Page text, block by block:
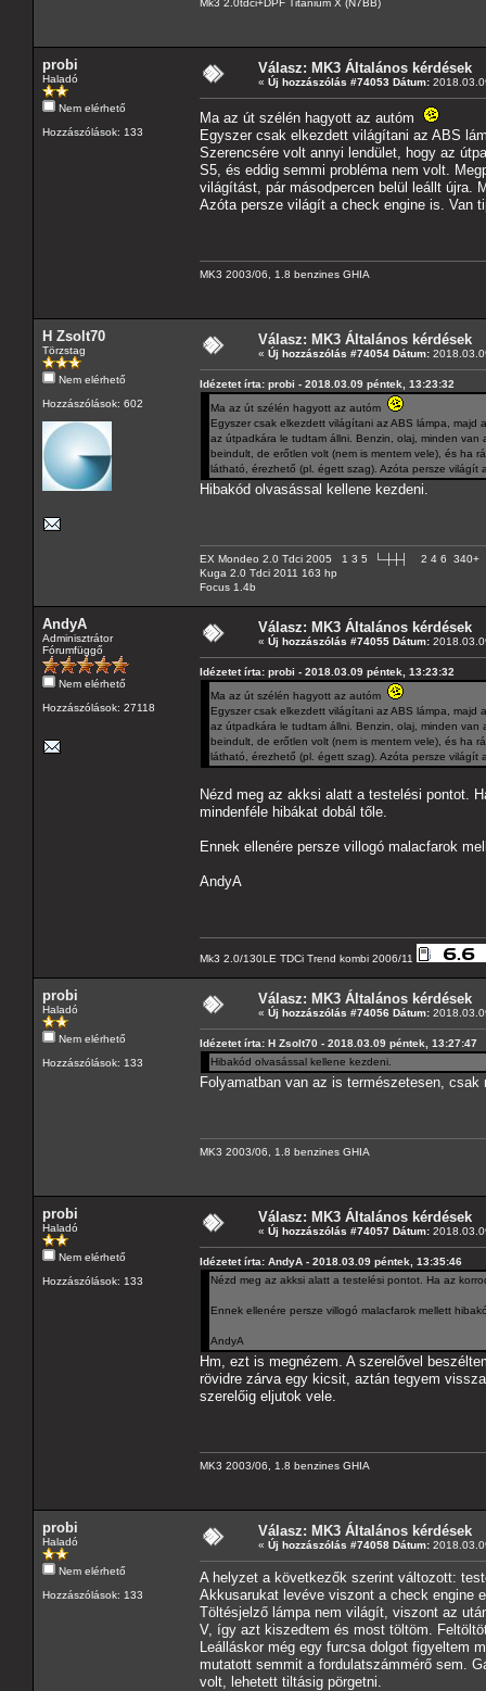
Mk3 2.0tdci+DPF Titanium X (N7BB)
probi
Haladó
Nem elérhető
Hozzászólások: 133
Válasz: MK3 Általános kérdések
« Új hozzászólás #74053 Dátum:
Ma az út szélén hagyott az autóm
Egyszer csak elkezdett világítani az ABS
Szerencsére volt annyi lendület, hogy az
S5, és eddig semmi probléma nem volt.
világítást, pár másodpercen belül leállt újra.
Azóta persze világít a check engine is. Van
MK3 2003/06, 1.8 benzines GHIA
H Zsolt70
Törzstag
Nem elérhető
Hozzászólások: 602
Válasz: MK3 Általános kérdések
« Új hozzászólás #74054 Dátum:
Idézetet írta: probi - 2018.03.09 péntek, 13:23:32
Ma az út szélén hagyott az autóm
Egyszer csak elkezdett világítani az ABS lámpa,
az útpadkára le tudtam állni. Benzin, olaj, minden
beindult, de erőtlen volt (nem is mentem vele), és ha
látható, érezhető (pl. égett szag). Azóta persze világít
Hibakód olvasással kellene kezdeni.
EX Mondeo 2.0 Tdci 2005 1 3 5 └-┼┼┤ 2 4 6 340+
Kuga 2.0 Tdci 2011 163 hp
Focus 1.4b
AndyA
Adminisztrátor
Fórumfüggő
Nem elérhető
Hozzászólások: 27118
Válasz: MK3 Általános kérdések
« Új hozzászólás #74055 Dátum:
Idézetet írta: probi - 2018.03.09 péntek, 13:23:32
Ma az út szélén hagyott az autóm
Egyszer csak elkezdett világítani az ABS lámpa,
az útpadkára le tudtam állni. Benzin, olaj, minden
beindult, de erőtlen volt (nem is mentem vele), és ha
látható, érezhető (pl. égett szag). Azóta persze világít
Nézd meg az akksi alatt a testelési pontot.
mindenféle hibákat dobál tőle.
Ennek ellenére persze villogó malacfarok
AndyA
Mk3 2.0/130LE TDCi Trend kombi 2006/11
probi
Haladó
Nem elérhető
Hozzászólások: 133
Válasz: MK3 Általános kérdések
« Új hozzászólás #74056 Dátum:
Idézetet írta: H Zsolt70 - 2018.03.09 péntek, 13:27:47
Hibakód olvasással kellene kezdeni.
Folyamatban van az is természetesen, csak
MK3 2003/06, 1.8 benzines GHIA
probi
Haladó
Nem elérhető
Hozzászólások: 133
Válasz: MK3 Általános kérdések
« Új hozzászólás #74057 Dátum:
Idézetet írta: AndyA - 2018.03.09 péntek, 13:35:46
Nézd meg az akksi alatt a testelési pontot. Ha az
Ennek ellenére persze villogó malacfarok mellett
AndyA
Hm, ezt is megnézem. A szerelővel
rövidre zárva egy kicsit, aztán tegyem
szerelőig eljutok vele.
MK3 2003/06, 1.8 benzines GHIA
probi
Haladó
Nem elérhető
Hozzászólások: 133
Válasz: MK3 Általános kérdések
« Új hozzászólás #74058 Dátum:
A helyzet a következők szerint változott:
Akkusarukat levéve viszont a check engine
Töltésjelző lámpa nem világít, viszont az
V, így azt kiszedtem és most töltöm.
Leálláskor még egy furcsa dolgot figyeltem
mutatott semmit a fordulatszámmérő sem.
volt, lehetett tiltásig pörgetni.